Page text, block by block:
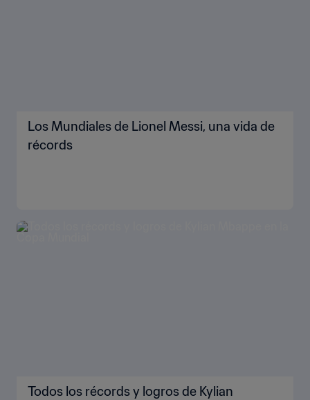
Los Mundiales de Lionel Messi, una vida de
récords
Todos los récords y logros de Kylian